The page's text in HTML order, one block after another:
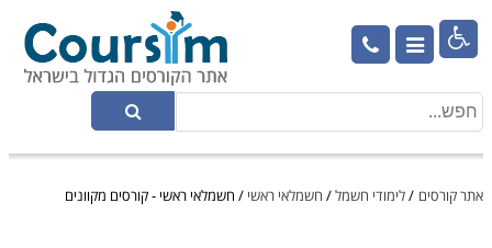

אתר קורסים /לימודי חשמל/ חשמלאי ראשי / חשמלאי ראשי - קורסים מקוונים